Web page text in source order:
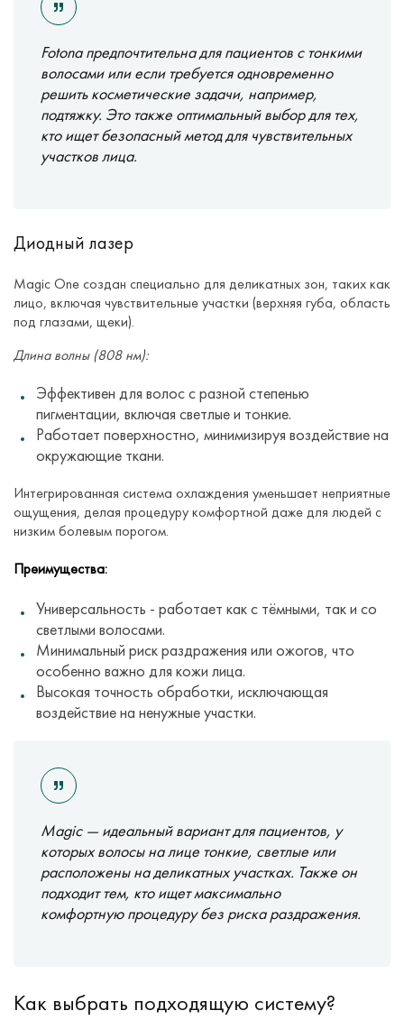
Fotona предпочтительна для пациентов с тонкими
волосами или если требуется одновременно
решить косметические задачи, например,
подтяжку. Это также оптимальный выбор для тех,
кто ищет безопасный метод для чувствительных
участков лица.
Диодный лазер
Magic One создан специально для деликатных зон, таких как
лицо, включая чувствительные участки (верхняя губа, область
под глазами, щеки).
Длина волны (808 нм):
Эффективен для волос с разной степенью
пигментации, включая светлые и тонкие.
Работает поверхностно, минимизируя воздействие на
окружающие ткани.
Интегрированная система охлаждения уменьшает неприятные
ощущения, делая процедуру комфортной даже для людей с
низким болевым порогом.
Преимущества:
Универсальность - работает как с тёмными, так и со
светлыми волосами.
Минимальный риск раздражения или ожогов, что
особенно важно для кожи лица.
Высокая точность обработки, исключающая
воздействие на ненужные участки.
Magic — идеальный вариант для пациентов, у
которых волосы на лице тонкие, светлые или
расположены на деликатных участках. Также он
подходит тем, кто ищет максимально
комфортную процедуру без риска раздражения.
Как выбрать подходящую систему?